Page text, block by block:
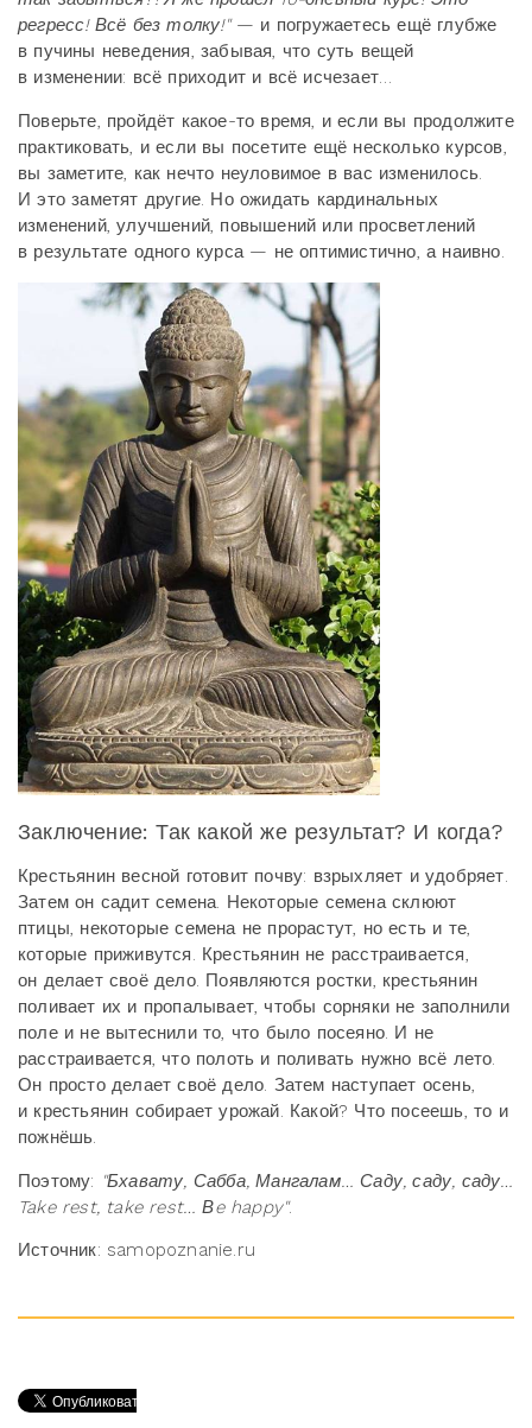
регресс! Всё без толку!"— и погружаетесь ещё глубже
в пучины неведения, забывая, что суть вещей
в изменении: всё приходит и всё исчезает…
Поверьте, пройдёт какое-то время, и если вы продолжите
практиковать, и если вы посетите ещё несколько курсов,
вы заметите, как нечто неуловимое в вас изменилось.
И это заметят другие. Но ожидать кардинальных
изменений, улучшений, повышений или просветлений
в результате одного курса — не оптимистично, а наивно.
Заключение: Так какой же результат? И когда?
Крестьянин весной готовит почву: взрыхляет и удобряет.
Затем он садит семена. Некоторые семена склюют
птицы, некоторые семена не прорастут, но есть и те,
которые приживутся. Крестьянин не расстраивается,
он делает своё дело. Появляются ростки, крестьянин
поливает их и пропалывает, чтобы сорняки не заполнили
поле и не вытеснили то, что было посеяно. И не
расстраивается, что полоть и поливать нужно всё лето.
Он просто делает своё дело. Затем наступает осень,
и крестьянин собирает урожай. Какой? Что посеешь, то и
пожнёшь.
Поэтому: "Бхавату, Сабба, Мангалам… Саду, саду, саду…
Take rest, take rest… Вe happy".
Источник: samopoznanie.ru